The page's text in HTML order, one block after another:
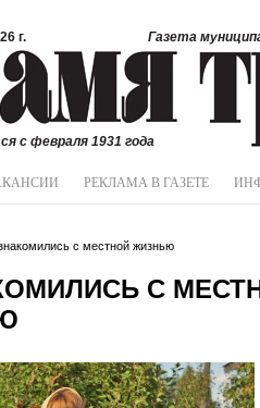
г.
Газета
с февраля 1931 года
РЕКЛАМА В ГАЗЕТЕ
с местной жизнью
С